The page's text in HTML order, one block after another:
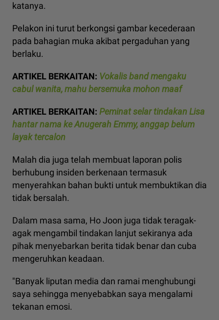
katanya.
Pelakon ini turut berkongsi gambar kecederaan
pada bahagian muka akibat pergaduhan yang
berlaku.
ARTIKEL BERKAITAN: Vokalis band mengaku
cabul wanita, mahu bersemuka mohon maaf
ARTIKEL BERKAITAN: Peminat selar tindakan Lisa
hantar nama ke Anugerah Emmy, anggap belum
layak tercalon
Malah dia juga telah membuat laporan polis
berhubung insiden berkenaan termasuk
menyerahkan bahan bukti untuk membuktikan dia
tidak bersalah.
Dalam masa sama, Ho Joon juga tidak teragak-
agak mengambil tindakan lanjut sekiranya ada
pihak menyebarkan berita tidak benar dan cuba
mengeruhkan keadaan.
"Banyak liputan media dan ramai menghubungi
saya sehingga menyebabkan saya mengalami
tekanan emosi.